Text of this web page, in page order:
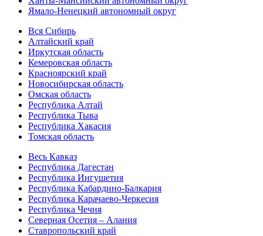
Ямало-Ненецкий автономный округ
Вся Сибирь
Алтайский край
Иркутская область
Кемеровская область
Красноярский край
Новосибирская область
Омская область
Республика Алтай
Республика Тыва
Республика Хакасия
Томская область
Весь Кавказ
Республика Дагестан
Республика Ингушетия
Республика Кабардино-Балкария
Республика Карачаево-Черкесия
Республика Чечня
Северная Осетия – Алания
Ставропольский край